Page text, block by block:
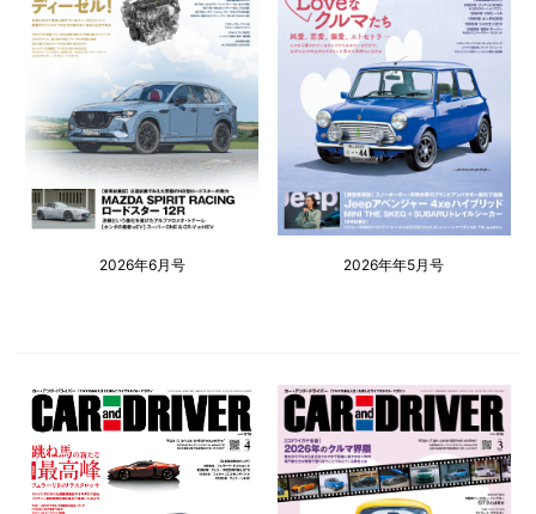
2026年6月号 2026年年5月号